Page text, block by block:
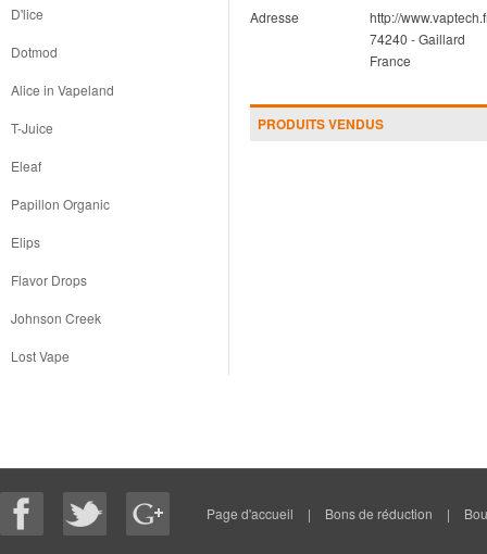
D'lice
Dotmod
Alice in Vapeland
T-Juice
Eleaf
Papillon Organic
Elips
Flavor Drops
Johnson Creek
Lost Vape
Adresse
http://
74240 -Gaillard
France
PRODUITS VENDUS
Page d'accueil | Bons de réduction |